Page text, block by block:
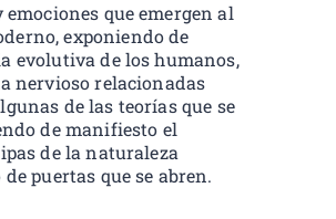
que emergen al
exponiendo de
evolutiva de los humanos,
nervioso relacionadas
de las teorías que se
de manifiesto el
de la naturaleza
puertas que se abren.